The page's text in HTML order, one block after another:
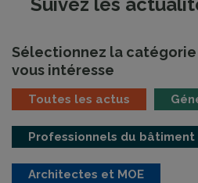
Sélectionnez la
vous intéresse
Toutes les actus
Professionnels du bâtiment
Architectes et MOE